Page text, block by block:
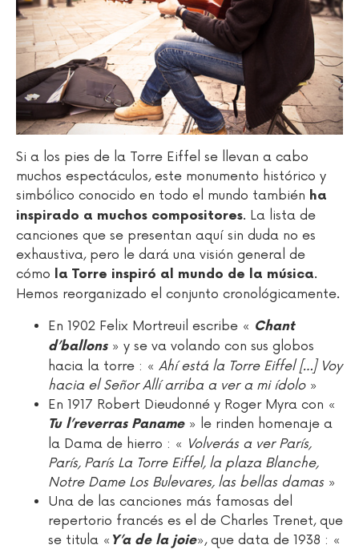
Si a los pies de la Torre Eiffel se llevan a cabo
muchos espectáculos, este monumento histórico y
simbólico conocido en todo el mundo también ha
inspirado a muchos compositores. La lista de
canciones que se presentan aquí sin duda no es
exhaustiva, pero le dará una visión general de
cómo
la Torre inspiró al mundo de la música.
Hemos reorganizado el conjunto cronológicamente.
En 1902 Felix Mortreuil escribe « Chant
d’ballons» y se va volando con sus globos
hacia la torre : « Ahí está la Torre Eiffel […] Voy
hacia el Señor Allí arriba a ver a mi ídolo»
En 1917 Robert Dieudonné y Roger Myra con «
Tu l’reverras Paname» le rinden homenaje a
la Dama de hierro : « Volverás a ver París,
París, París La Torre Eiffel, la plaza Blanche,
Notre Dame Los Bulevares, las bellas damas »
Una de las canciones más famosas del
repertorio francés es el de Charles Trenet, que
se titula « Y’a de la joie», que data de 1938 : «